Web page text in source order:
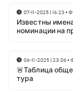
07-11-2025 | 16:23 •
Известны
номинации на
06-11-2025 | 23:06•
🚨Таблица
тура